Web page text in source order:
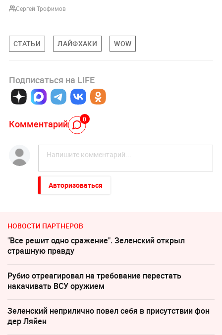
Сергей Трофимов
СТАТЬИ ЛАЙФХАКИ WOW
Подписаться на LIFE
Комментарий 0
Авторизоваться
НОВОСТИ ПАРТНЕРОВ
"Все решит одно сражение". Зеленский открыл
страшную правду
Рубио отреагировал на требование перестать
накачивать ВСУ оружием
Зеленский неприлично повел cебя в присутствии фон
дер Ляйен